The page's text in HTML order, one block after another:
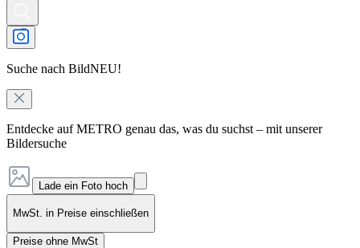
Suche nach BildNEU!
Entdecke auf METRO genau das, was du suchst – mit unserer
Bildersuche
Lade ein Foto hoch
MwSt. in Preise einschließen
Preise ohne MwSt